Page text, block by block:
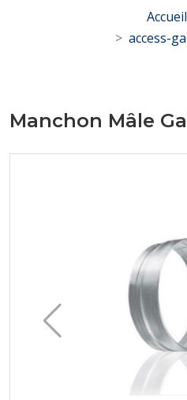
Accueil
access-
Manchon Mâle